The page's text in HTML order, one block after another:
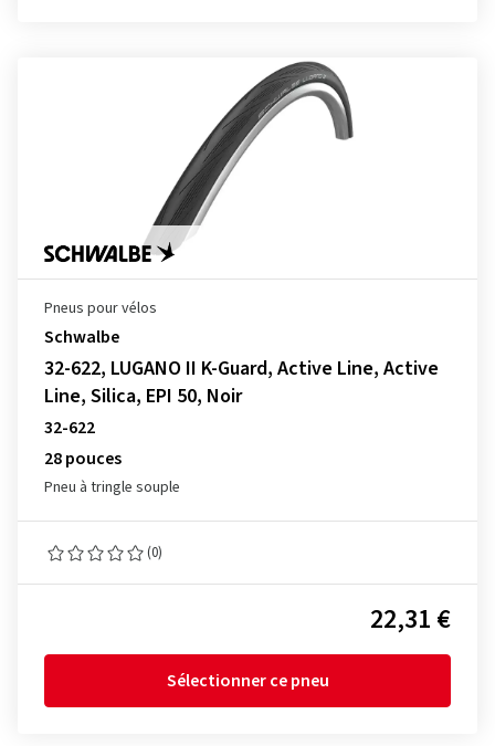
Pneus pour vélos
Schwalbe
32-622, LUGANO II K-Guard, Active Line, Active
Line, Silica, EPI 50, Noir
32-622
28 pouces
Pneu à tringle souple
(0)
22,31 €
Sélectionner ce pneu